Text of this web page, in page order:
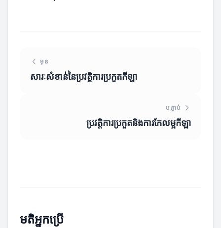
មុន
សារៈសំខាន់នៃប្រវត្តិការប្រកួតកីឡា
បន្ទាប់
ប្រវត្តិការប្រកួតនិងការកែលម្អកីឡា
មតិអ្នកប្រើ